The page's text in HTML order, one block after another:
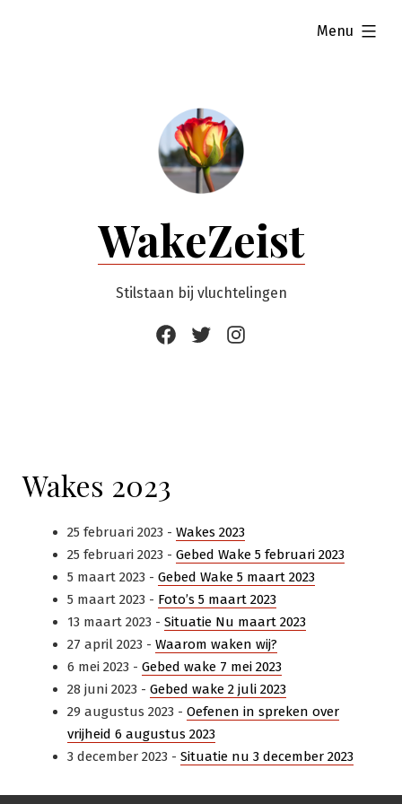
WakeZeist
Stilstaan bij vluchtelingen
Menu
uitgevouwen
FacebookTwitterInstagram
Wakes 2023
25 februari 2023 - Wakes 2023
25 februari 2023 - Gebed Wake 5 februari 2023
5 maart 2023 - Gebed Wake 5 maart 2023
5 maart 2023 - Foto’s 5 maart 2023
13 maart 2023 - Situatie Nu maart 2023
27 april 2023 - Waarom waken wij?
6 mei 2023 - Gebed wake 7 mei 2023
28 juni 2023 - Gebed wake 2 juli 2023
29 augustus 2023 - Oefenen in spreken over
vrijheid 6 augustus 2023
3 december 2023 - Situatie nu 3 december 2023